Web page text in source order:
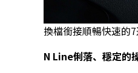
換檔銜接順暢快速的
N Line俐落、穩定的